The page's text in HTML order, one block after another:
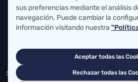
Federico Vial 13, 39009 Santander,
atencionusuario@cantabria.es
Servicio Cántabro de Salud
sus preferencias mediante el análisis
navegación. Puede cambiar la
información visitando nuestra
Aceptar todas las
Rechazar todas las